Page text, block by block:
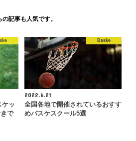
の記事も人気です。
ケッ
で
Baske
2022.6.21
全国各地で開催されているおすす
めバスケスクール5選